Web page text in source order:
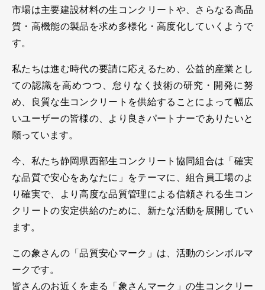
市場は主要建設材料の生コンクリートや、さらなる高品
質・高機能の製品を求め多様化・高度化していくようで
す。
私たちは進む時代の要請に応えるため、公益的産業とし
ての認識を高めつつ、怠りなく技術の研究・開発に努
め、良質な生コンクリートを供給することによって幅広
いユーザーの皆様の、より良きパートナーでありたいと
願っています。
今、私たち静岡県西部生コンクリート協同組合は「確実
な品質で安心をあなたに」をテーマに、組合員工場のよ
り確実で、より高度な品質管理による信頼される生コン
クリートの安定供給のために、新たな活動を展開してい
ます。
この象さんの「品質安心マーク」は、活動のシンボルマ
ークです。
皆さんのお近くを走る「象さんマーク」の生コンクリー